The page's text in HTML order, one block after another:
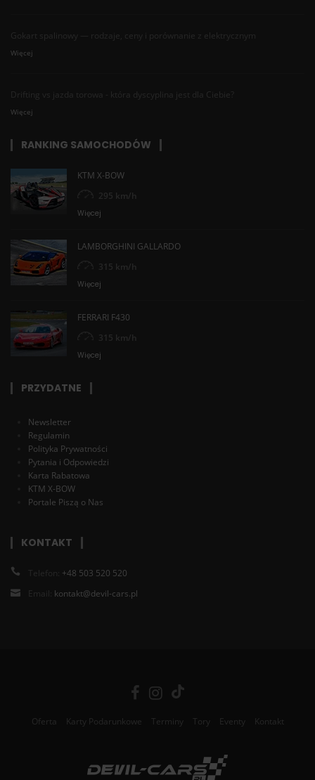
Gokart spalinowy — rodzaje, ceny i porównanie z elektrycznym
Więcej
Drifting vs jazda torowa - która dyscyplina jest dla Ciebie?
Więcej
RANKING SAMOCHODÓW
KTM X-BOW
295 km/h
Więcej
LAMBORGHINI GALLARDO
315 km/h
Więcej
FERRARI F430
315 km/h
Więcej
PRZYDATNE
Newsletter
Regulamin
Polityka Prywatności
Pytania i Odpowiedzi
Karta Rabatowa
KTM X-BOW
Portale Piszą o Nas
KONTAKT
Telefon: +48 503 520 520
Email: kontakt@devil-cars.pl
Oferta Karty Podarunkowe Terminy Tory Eventy Kontakt